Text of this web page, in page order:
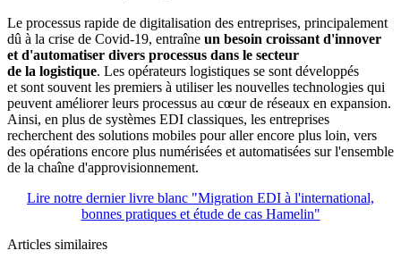
Le processus rapide de digitalisation des entreprises, principalement
dû à la crise de Covid-19, entraîne un besoin croissant d'innover
et d'automatiser divers processus dans le secteur
de la logistique. Les opérateurs logistiques se sont développés
et sont souvent les premiers à utiliser les nouvelles technologies qui
peuvent améliorer leurs processus au cœur de réseaux en expansion.
Ainsi, en plus de systèmes EDI classiques, les entreprises
recherchent des solutions mobiles pour aller encore plus loin, vers
des opérations encore plus numérisées et automatisées sur l'ensemble
de la chaîne d'approvisionnement.
Lire notre dernier livre blanc "Migration EDI à l'international,
bonnes pratiques et étude de cas Hamelin"
Articles similaires